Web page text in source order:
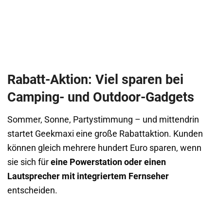
Rabatt-Aktion: Viel sparen bei
Camping- und Outdoor-Gadgets
Sommer, Sonne, Partystimmung – und mittendrin
startet Geekmaxi eine große Rabattaktion. Kunden
können gleich mehrere hundert Euro sparen, wenn
sie sich für eine Powerstation oder einen
Lautsprecher mit integriertem Fernseher
entscheiden.